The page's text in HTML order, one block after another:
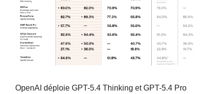
OpenAI déploie GPT-5.4 Thinking et GPT-5.4 Pro